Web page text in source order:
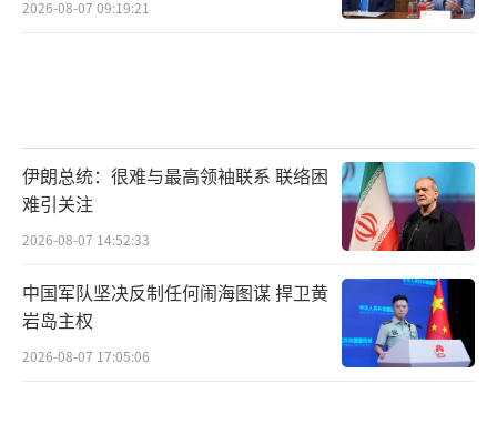
2026-08-07 09:19:21
伊朗总统：很难与最高领袖联系 联络困
难引关注
2026-08-07 14:52:33
中国军队坚决反制任何闹海图谋 捍卫黄
岩岛主权
2026-08-07 17:05:06